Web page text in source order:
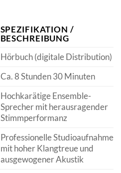
SPEZIFIKATION /
BESCHREIBUNG
Hörbuch (digitale Distribution)
Ca. 8 Stunden 30 Minuten
Hochkarätige Ensemble-
Sprecher mit herausragender
Stimmperformanz
Professionelle Studioaufnahme
mit hoher Klangtreue und
ausgewogener Akustik